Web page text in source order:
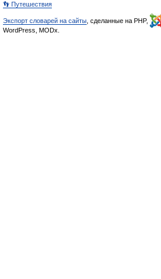
👣 Путешествия
Экспорт словарей на сайты , сделанные на PHP,
WordPress, MODx.